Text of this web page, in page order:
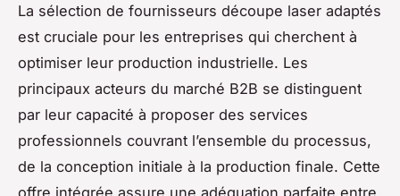
La sélection de fournisseurs découpe laser adaptés
est cruciale pour les entreprises qui cherchent à
optimiser leur production industrielle. Les
principaux acteurs du marché B2B se distinguent
par leur capacité à proposer des services
professionnels couvrant l’ensemble du processus,
de la conception initiale à la production finale. Cette
offre intégrée assure une adéquation parfaite entre